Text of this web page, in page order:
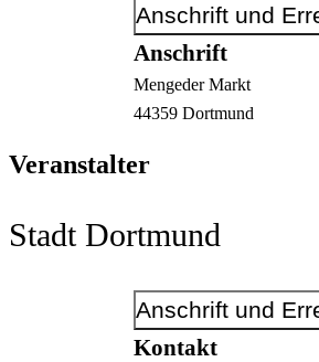
Anschrift und
Anschrift
Mengeder Markt
44359 Dortmund
Veranstalter
Stadt Dortmund
Anschrift und
Kontakt